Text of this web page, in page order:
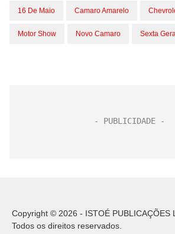
16 De Maio Camaro Amarelo
Motor Show Novo Camaro Sexta
Copyright © 2026 - ISTOÉ PUBLICAÇÕES
Todos os direitos reservados.